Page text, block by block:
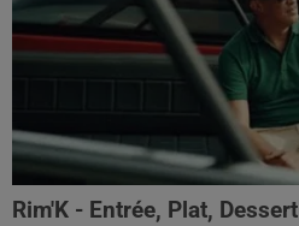
Rim'K - Entrée, Plat, Dessert